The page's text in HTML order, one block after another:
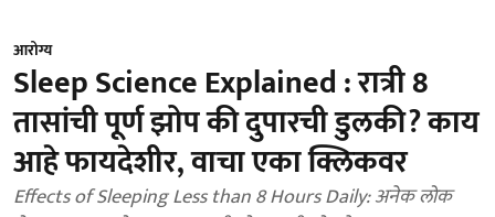
आरोग्य
Sleep Science Explained : रात्री 8
तासांची पूर्ण झोप की दुपारची डुलकी? काय
आहे फायदेशीर, वाचा एका क्लिकवर
Effects of Sleeping Less than 8 Hours Daily: अनेक लोक